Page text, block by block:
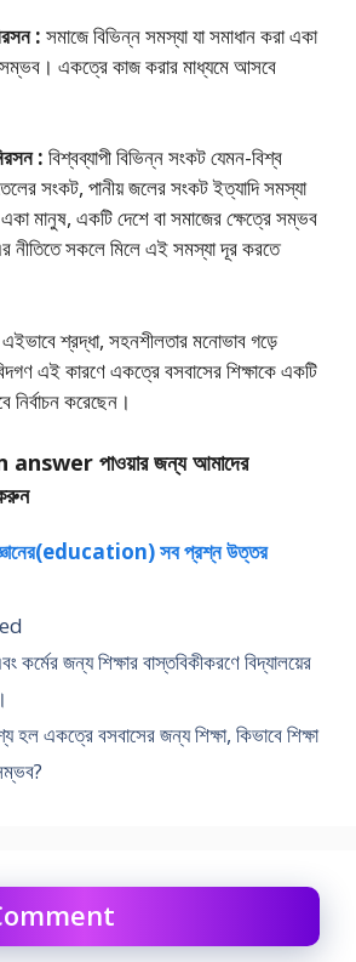
: সমাজে বিভিন্ন সমস্যা যা সমাধান করা একা
একত্রে কাজ করার মাধ্যমে আসবে
: বিশ্বব্যাপী বিভিন্ন সংকট যেমন-বিশ্ব
সংকট, পানীয় জলের সংকট ইত্যাদি সমস্যা
একা মানুষ, একটি দেশে বা সমাজের ক্ষেত্রে সম্ভব
সকলে মিলে এই সমস্যা দূর করতে
শ্রদ্ধা, সহনশীলতার মনােভাব গড়ে
এই কারণে একত্রে বসবাসের শিক্ষাকে একটি
নির্বাচন করেছেন।
পাওয়ার জন্য আমাদের
বিজ্ঞানের(education) সব প্রশ্ন উত্তর
কর্মের জন্য শিক্ষার বাস্তবিকীকরণে বিদ্যালয়ের
হল একত্রে বসবাসের জন্য শিক্ষা, কিভাবে শিক্ষা